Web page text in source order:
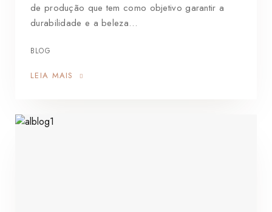
de produção que tem como objetivo garantir a
durabilidade e a beleza…
BLOG
LEIA MAIS